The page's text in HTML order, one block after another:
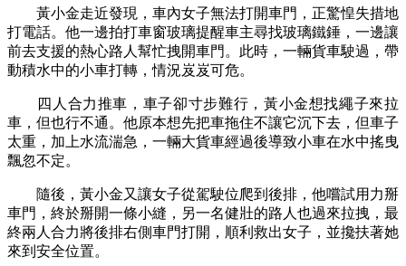
黃小金走近發現，車內女子無法打開車門，正驚惶失措地
打電話。他一邊拍打車窗玻璃提醒車主尋找玻璃鐵錘，一邊讓
前去支援的熱心路人幫忙拽開車門。此時，一輛貨車駛過，帶
動積水中的小車打轉，情況岌岌可危。
四人合力推車，車子卻寸步難行，黃小金想找繩子來拉
車，但也行不通。他原本想先把車拖住不讓它沉下去，但車子
太重，加上水流湍急，一輛大貨車經過後導致小車在水中搖曳
飄忽不定。
隨後，黃小金又讓女子從駕駛位爬到後排，他嚐試用力掰
車門，終於掰開一條小縫，另一名健壯的路人也過來拉拽，最
終兩人合力將後排右側車門打開，順利救出女子，並攙扶著她
來到安全位置。